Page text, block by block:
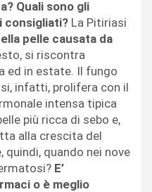
Quali sono gli
consigliati? La Pitiriasi
pelle causata da
si riscontra
ed in estate. Il fungo
infatti, prolifera con il
intensa tipica
più ricca di sebo e,
alla crescita del
quando nei nove
E’
o è meglio